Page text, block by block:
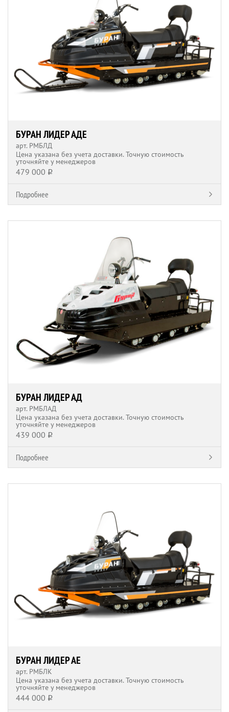
БУРАН ЛИДЕР АДЕ
арт. РМБЛД
Цена указана без учета доставки. Точную стоимость
уточняйте у менеджеров
479 000 q
Подробнее
БУРАН ЛИДЕР АД
арт. РМБЛAД
Цена указана без учета доставки. Точную стоимость
уточняйте у менеджеров
439 000 q
Подробнее
БУРАН ЛИДЕР АЕ
арт. РМБЛК
Цена указана без учета доставки. Точную стоимость
уточняйте у менеджеров
444 000 q